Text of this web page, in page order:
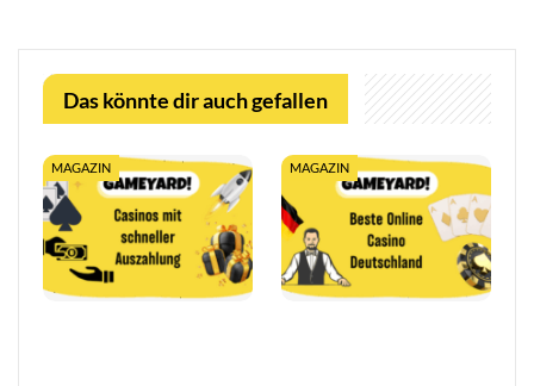
Das könnte dir auch gefallen
MAGAZIN MAGAZIN